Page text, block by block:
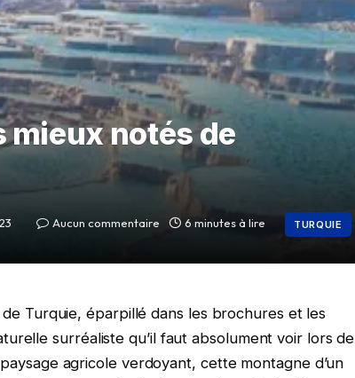
notés de
Aucun commentaire 6 minutes à lire TURQUIE
Turquie, éparpillé dans les brochures et les
surréaliste qu’il faut absolument voir lors de
agricole verdoyant, cette montagne d’un